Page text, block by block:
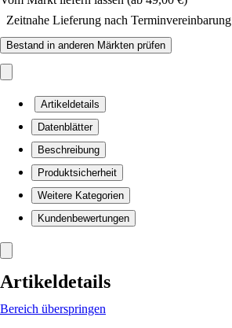
Zeitnahe Lieferung nach Terminvereinbarung
Bestand in anderen Märkten prüfen
Artikeldetails
Datenblätter
Beschreibung
Produktsicherheit
Weitere Kategorien
Kundenbewertungen
Artikeldetails
Bereich überspringen